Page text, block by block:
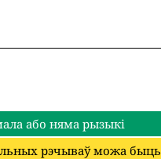
або няма рызыкі
рэчываў можа быць